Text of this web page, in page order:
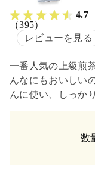
4.7
（395）
レビューを見る
一番人気の上級煎
んなにもおいしい
んに使い、しっか
数